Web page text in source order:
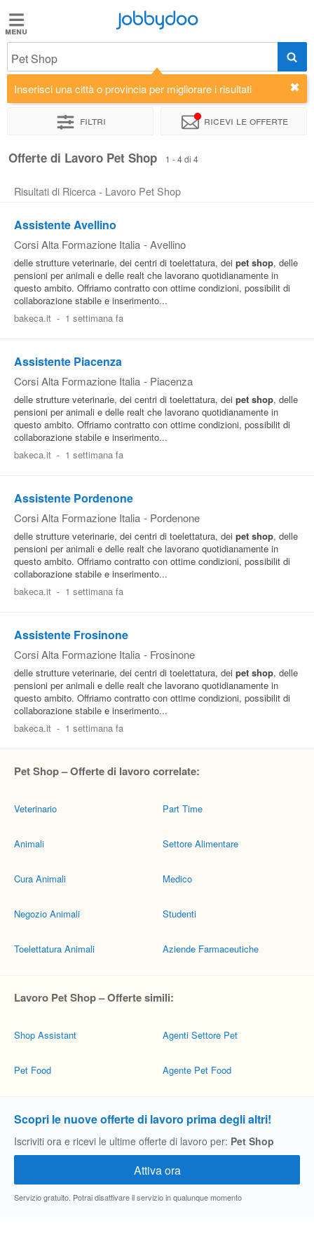
Jobbydoo
Offerte
di
lavoro
Elenco
Blog
Offerte
Area
Aziende
Jobbydoo
Pet Shop
Inserisci una città o provincia per migliorare i risultati
Filtri Ricevi le offerte
Offerte di Lavoro Pet Shop 1 - 4 di 4
Risultati di Ricerca - Lavoro Pet Shop
Assistente Avellino
Corsi Alta Formazione Italia - Avellino
delle strutture veterinarie, dei centri di toelettatura, dei pet shop, delle
pensioni per animali e delle realt che lavorano quotidianamente in
questo ambito. Offriamo contratto con ottime condizioni, possibilit di
collaborazione stabile e inserimento...
bakeca.it - 1 settimana fa
Assistente Piacenza
Corsi Alta Formazione Italia - Piacenza
delle strutture veterinarie, dei centri di toelettatura, dei pet shop, delle
pensioni per animali e delle realt che lavorano quotidianamente in
questo ambito. Offriamo contratto con ottime condizioni, possibilit di
collaborazione stabile e inserimento...
bakeca.it - 1 settimana fa
Assistente Pordenone
Corsi Alta Formazione Italia - Pordenone
delle strutture veterinarie, dei centri di toelettatura, dei pet shop, delle
pensioni per animali e delle realt che lavorano quotidianamente in
questo ambito. Offriamo contratto con ottime condizioni, possibilit di
collaborazione stabile e inserimento...
bakeca.it - 1 settimana fa
Assistente Frosinone
Corsi Alta Formazione Italia - Frosinone
delle strutture veterinarie, dei centri di toelettatura, dei pet shop, delle
pensioni per animali e delle realt che lavorano quotidianamente in
questo ambito. Offriamo contratto con ottime condizioni, possibilit di
collaborazione stabile e inserimento...
bakeca.it - 1 settimana fa
Pet Shop – Offerte di lavoro correlate:
Veterinario
Animali
Cura Animali
Negozio Animali
Toelettatura Animali
Part Time
Settore Alimentare
Medico
Studenti
Aziende Farmaceutiche
Lavoro Pet Shop – Offerte simili:
Shop Assistant
Pet Food
Agenti Settore Pet
Agente Pet Food
Scopri le nuove offerte di lavoro prima degli altri!
Iscriviti ora e ricevi le ultime offerte di lavoro per: Pet Shop
Servizio gratuito. Potrai disattivare il servizio in qualunque momento